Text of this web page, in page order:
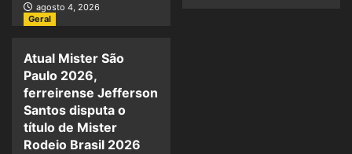
agosto 4, 2026
Geral
Atual Mister São
Paulo 2026,
ferreirense Jefferson
Santos disputa o
título de Mister
Rodeio Brasil 2026